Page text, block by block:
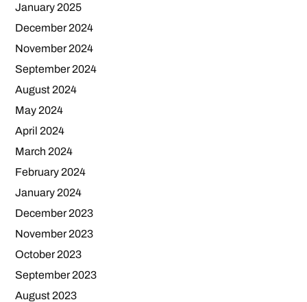
January 2025
December 2024
November 2024
September 2024
August 2024
May 2024
April 2024
March 2024
February 2024
January 2024
December 2023
November 2023
October 2023
September 2023
August 2023